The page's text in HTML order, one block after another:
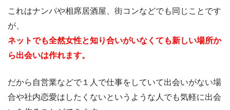
これはナンパや相席居酒屋、街コンなどでも同じことです
が、
ネットでも全然女性と知り合いがいなくても新しい場所か
ら出会いは作れます。
だから自営業などで１人で仕事をしていて出会いがない場
合や社内恋愛はしたくないというような人でも気軽に出会